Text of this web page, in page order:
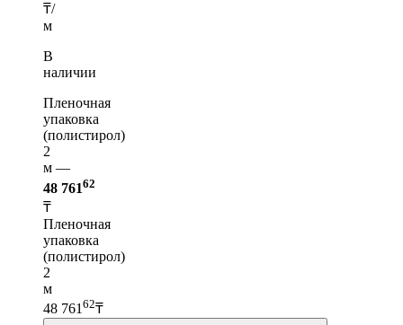
₸/
м
В
наличии
Пленочная
упаковка
(полистирол)
2
м —
48 76162
₸
Пленочная
упаковка
(полистирол)
2
м
48 761 62₸